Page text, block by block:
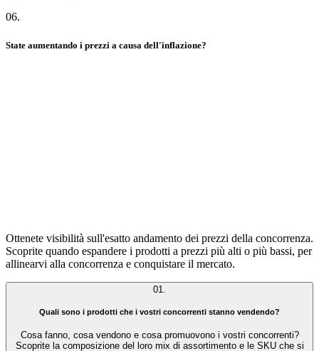
06.
State aumentando i prezzi a causa dell'inflazione?
Ottenete visibilità sull'esatto andamento dei prezzi della concorrenza.
Scoprite quando espandere i prodotti a prezzi più alti o più bassi, per
allinearvi alla concorrenza e conquistare il mercato.
01
Quali sono i prodotti che i vostri concorrenti stanno vendendo?
Cosa fanno, cosa vendono e cosa promuovono i vostri concorrenti?
Scoprite la composizione del loro mix di assortimento e le SKU che si